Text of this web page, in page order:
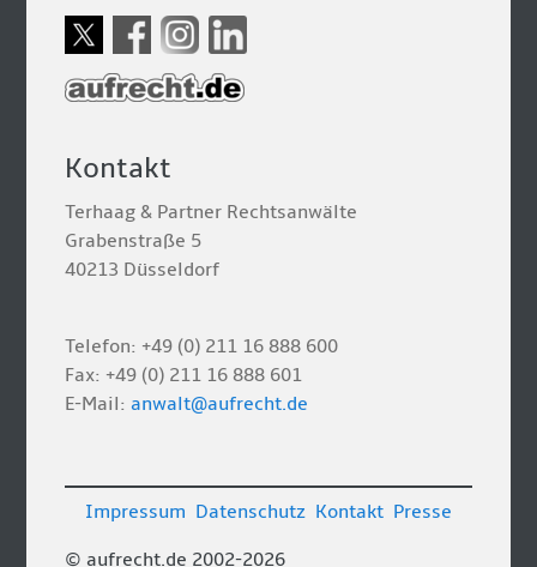
Kontakt
Terhaag & Partner Rechtsanwälte
Grabenstraße 5
40213 Düsseldorf
Telefon: +49 (0) 211 16 888 600
Fax: +49 (0) 211 16 888 601
E-Mail:anwalt@aufrecht.de
© aufrecht.de 2002-2026
Impressum Datenschutz Kontakt Presse